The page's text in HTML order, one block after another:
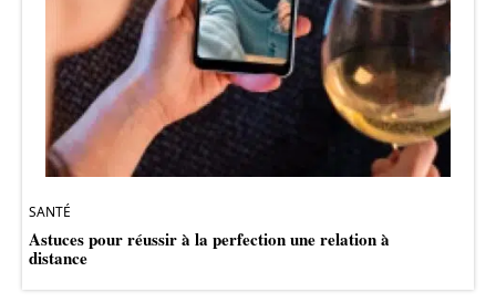
SANTÉ
Astuces pour réussir à la perfection une relation à
distance